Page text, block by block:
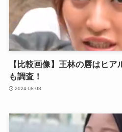
【比較画像】王林の唇はヒ
も調査！
2024-08-08